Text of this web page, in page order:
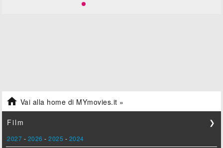
 Vai alla home di MYmovies.it »
Film ❯
2027 - 2026 -2025 - 2024